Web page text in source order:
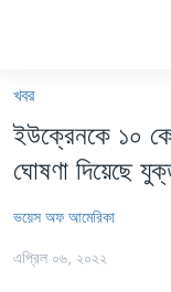
যান।
প্রধান
যান
যান
বাংলাদেশ
খবর
ইউক্রেনকে ১০
ঘোষণা দিয়েছে
ভয়েস অফ আমেরিকা
এপ্রিল ০৬, ২০২২